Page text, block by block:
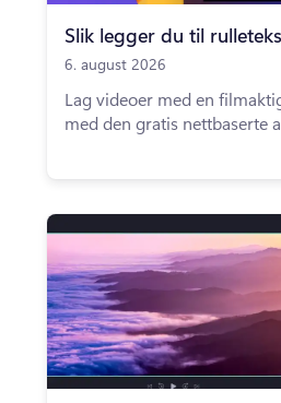
Slik legger du til
6. august 2026
Lag videoer med en
med den gratis nettbaserte